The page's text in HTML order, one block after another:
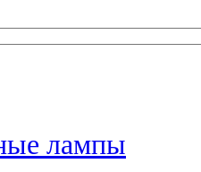
лампы